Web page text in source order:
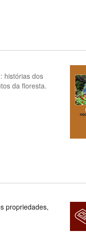
histórias dos
da floresta.
propriedades,